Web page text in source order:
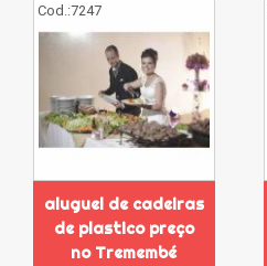
Cod.:7247
aluguel de cadeiras
de plastico preço
no Tremembé